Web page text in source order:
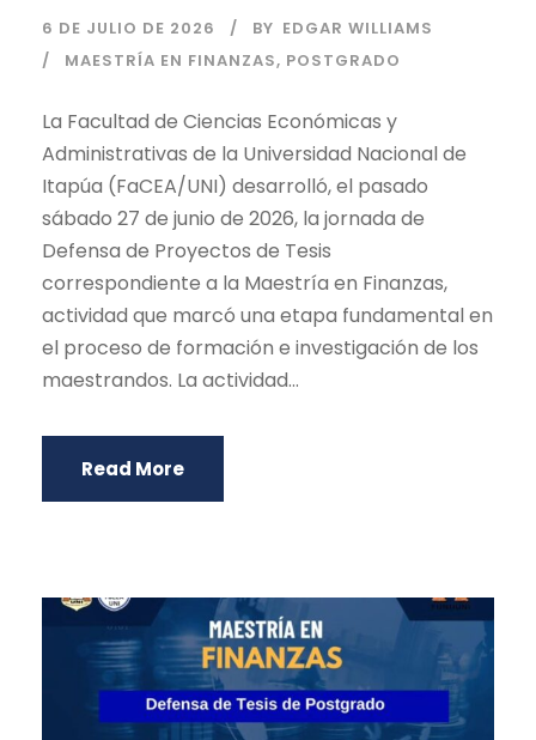
6 DE JULIO DE 2026 BY EDGAR WILLIAMS
MAESTRÍA EN FINANZAS, POSTGRADO
La Facultad de Ciencias Económicas y
Administrativas de la Universidad Nacional de
Itapúa (FaCEA/UNI) desarrolló, el pasado
sábado 27 de junio de 2026, la jornada de
Defensa de Proyectos de Tesis
correspondiente a la Maestría en Finanzas,
actividad que marcó una etapa fundamental en
el proceso de formación e investigación de los
maestrandos. La actividad...
Read More